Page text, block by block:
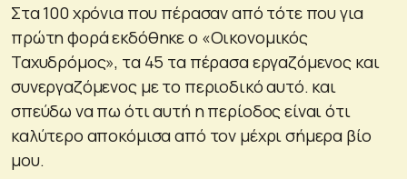
Στα 100 χρόνια που πέρασαν από τότε που για
πρώτη φορά εκδόθηκε ο «Οικονομικός
Ταχυδρόμος», τα 45 τα πέρασα εργαζόμενος και
συνεργαζόμενος με το περιοδικό αυτό. και
σπεύδω να πω ότι αυτή η περίοδος είναι ότι
καλύτερο αποκόμισα από τον μέχρι σήμερα βίο
μου.